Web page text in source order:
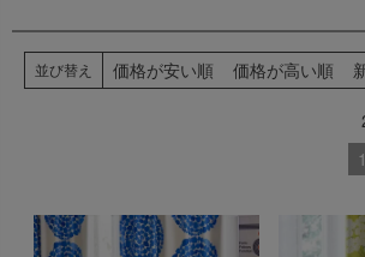
並び替え 価格が安い順 価格が高い順
1